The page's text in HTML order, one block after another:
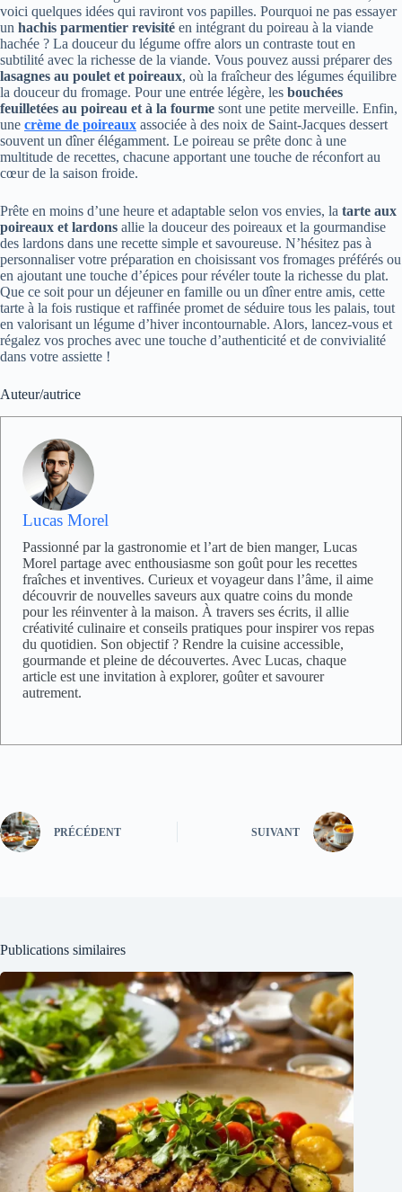
voici quelques idées qui raviront vos papilles. Pourquoi ne pas essayer
un hachis parmentier revisité en intégrant du poireau à la viande
hachée ? La douceur du légume offre alors un contraste tout en
subtilité avec la richesse de la viande. Vous pouvez aussi préparer des
lasagnes au poulet et poireaux, où la fraîcheur des légumes équilibre
la douceur du fromage. Pour une entrée légère, les bouchées
feuilletées au poireau et à la fourme sont une petite merveille. Enfin,
une crème de poireaux associée à des noix de Saint-Jacques dessert
souvent un dîner élégamment. Le poireau se prête donc à une
multitude de recettes, chacune apportant une touche de réconfort au
cœur de la saison froide.
Prête en moins d’une heure et adaptable selon vos envies, la tarte aux
poireaux et lardons allie la douceur des poireaux et la gourmandise
des lardons dans une recette simple et savoureuse. N’hésitez pas à
personnaliser votre préparation en choisissant vos fromages préférés ou
en ajoutant une touche d’épices pour révéler toute la richesse du plat.
Que ce soit pour un déjeuner en famille ou un dîner entre amis, cette
tarte à la fois rustique et raffinée promet de séduire tous les palais, tout
en valorisant un légume d’hiver incontournable. Alors, lancez-vous et
régalez vos proches avec une touche d’authenticité et de convivialité
dans votre assiette !
Auteur/autrice
Lucas Morel
Passionné par la gastronomie et l’art de bien manger, Lucas
Morel partage avec enthousiasme son goût pour les recettes
fraîches et inventives. Curieux et voyageur dans l’âme, il aime
découvrir de nouvelles saveurs aux quatre coins du monde
pour les réinventer à la maison. À travers ses écrits, il allie
créativité culinaire et conseils pratiques pour inspirer vos repas
du quotidien. Son objectif ? Rendre la cuisine accessible,
gourmande et pleine de découvertes. Avec Lucas, chaque
article est une invitation à explorer, goûter et savourer
autrement.
PRÉCÉDENT SUIVANT
Publications similaires